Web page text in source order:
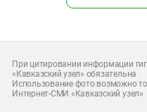
При цитировании информации
«Кавказский узел» обязательна
Использование фото возможно
Интернет-СМИ «Кавказский узел»